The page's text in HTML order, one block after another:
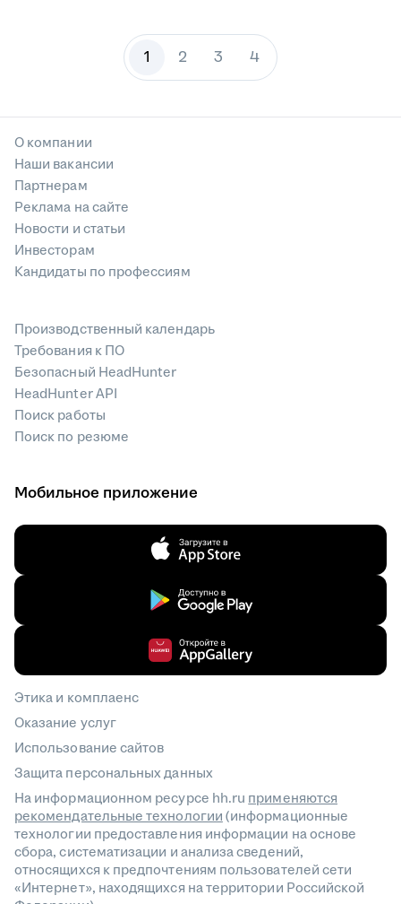
1 2 3 4
О компании
Наши вакансии
Партнерам
Реклама на сайте
Новости и статьи
Инвесторам
Кандидаты по профессиям
Производственный календарь
Требования к ПО
Безопасный HeadHunter
HeadHunter API
Поиск работы
Поиск по резюме
Мобильное приложение
Этика и комплаенс
Оказание услуг
Использование сайтов
Защита персональных данных
На информационном ресурсе hh.ru применяются
рекомендательные технологии(информационные
технологии предоставления информации на основе
сбора, систематизации и анализа сведений,
относящихся к предпочтениям пользователей сети
«Интернет», находящихся на территории Российской